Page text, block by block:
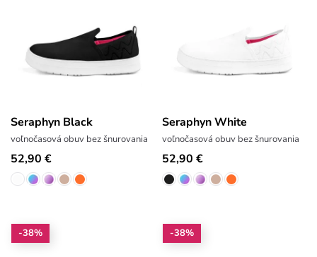
Seraphyn Black
voľnočasová obuv bez šnurovania
52,90 €
Seraphyn White
voľnočasová obuv bez šnurovania
52,90 €
-38% -38%